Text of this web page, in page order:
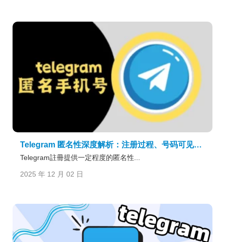
Telegram 匿名性深度解析：注册过程、号码可见规则与最佳隐私保护策略
Telegram註冊提供一定程度的匿名性...
2025 年 12 月 02 日